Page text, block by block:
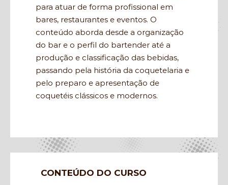
para atuar de forma profissional em
bares, restaurantes e eventos. O
conteúdo aborda desde a organização
do bar e o perfil do bartender até a
produção e classificação das bebidas,
passando pela história da coquetelaria e
pelo preparo e apresentação de
coquetéis clássicos e modernos.
CONTEÚDO DO CURSO